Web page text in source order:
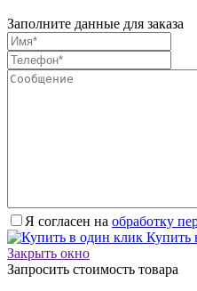
Заполните данные для заказа
Я согласен на обработку
Купить
Закрыть окно
Запросить стоимость товара